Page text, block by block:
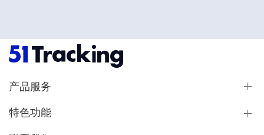
产品服务
特色功能